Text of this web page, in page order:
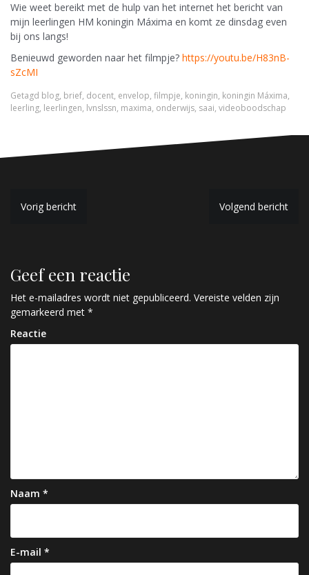
Wie weet bereikt met de hulp van het internet het bericht van
mijn leerlingen HM koningin Máxima en komt ze dinsdag even
bij ons langs!
Benieuwd geworden naar het filmpje? https://youtu.be/H83nB-
sZcMI
Getagd blog, brief, docent, envelop, filmpje, koningin, koningin Máxima,
leerling, leerlingen, lvnslssn, maxima, onderwijs, saai, videoboodschap
B
i
c
h
t
a
t
i
e
Vorig bericht Volgend bericht
Geef een reactie
Het e-mailadres wordt niet gepubliceerd. Vereiste velden zijn
gemarkeerd met *
Reactie
Naam *
E-mail *